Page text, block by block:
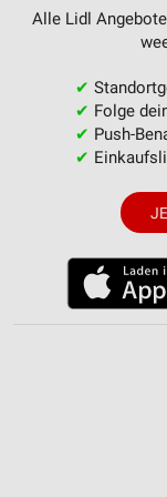
Alle Lidl
✔
✔ Folge
✔ Push-
✔
Erstellung von
von Inhalten
Verwendung von
personalisierter
Messung der
Messung der
Analyse von
Kombinationen
Quellen